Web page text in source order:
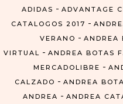
ADIDAS - ADVANTAGE
CATALOGOS 2017 -
VERANO - ANDREA
VIRTUAL - ANDREA BOTAS
MERCADOLIBRE -
CALZADO - ANDREA
ANDREA - ANDREA